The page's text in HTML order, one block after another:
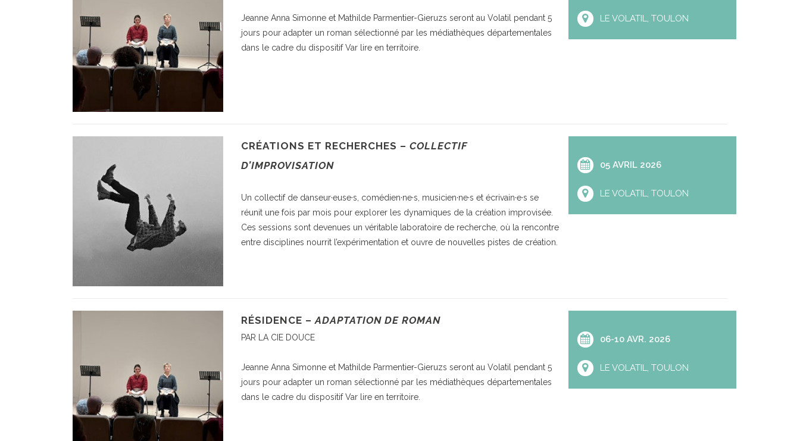
Jeanne Anna Simonne et Mathilde Parmentier-Gieruzs seront au Volatil pendant 5
jours pour adapter un roman sélectionné par les médiathèques départementales
dans le cadre du dispositif Var lire en territoire.
LE VOLATIL, TOULON
CRÉATIONS ET RECHERCHES – COLLECTIF
D’IMPROVISATION
Un collectif de danseur·euse·s, comédien·ne·s, musicien·ne·s et écrivain·e·s se
réunit une fois par mois pour explorer les dynamiques de la création improvisée.
Ces sessions sont devenues un véritable laboratoire de recherche, où la rencontre
entre disciplines nourrit l’expérimentation et ouvre de nouvelles pistes de création.
05 AVRIL 2026
LE VOLATIL, TOULON
RÉSIDENCE – ADAPTATION DE ROMAN
PAR LA CIE DOUCE
Jeanne Anna Simonne et Mathilde Parmentier-Gieruzs seront au Volatil pendant 5
jours pour adapter un roman sélectionné par les médiathèques départementales
dans le cadre du dispositif Var lire en territoire.
06-10 AVR. 2026
LE VOLATIL, TOULON